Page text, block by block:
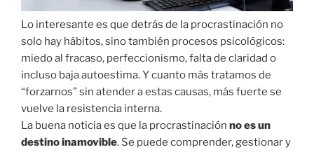
Lo interesante es que detrás de la procrastinación no
solo hay hábitos, sino también procesos psicológicos:
miedo al fracaso, perfeccionismo, falta de claridad o
incluso baja autoestima. Y cuanto más tratamos de
“forzarnos” sin atender a estas causas, más fuerte se
vuelve la resistencia interna.
La buena noticia es que la procrastinación no es un
destino inamovible. Se puede comprender, gestionar y